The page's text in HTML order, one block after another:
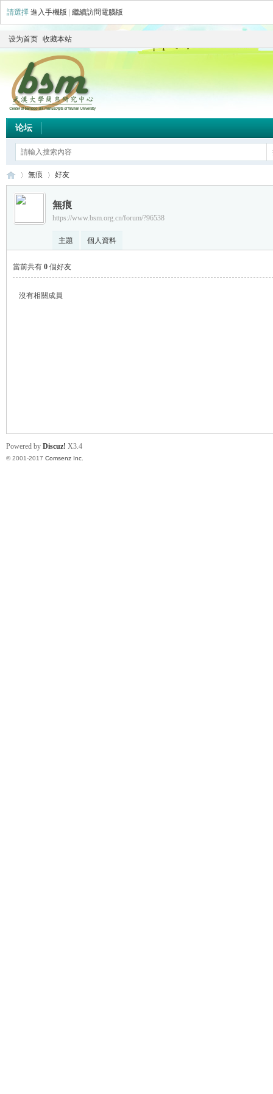
請選擇 進入手機版 繼續訪問電腦版
设为首页 收藏本站
论坛
›
無痕
›
好友
無痕
https://www.bsm.org.cn/forum/?96538
主題 個人資料
當前共有 0 個好友
沒有相關成員
Powered by Discuz! X3.4
© 2001-2017 Comsenz Inc.